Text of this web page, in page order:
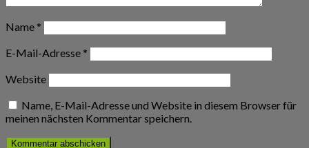
Name *
E-Mail-Adresse *
Website
Name, E-Mail-Adresse und Website in diesem Browser für
meinen nächsten Kommentar speichern.